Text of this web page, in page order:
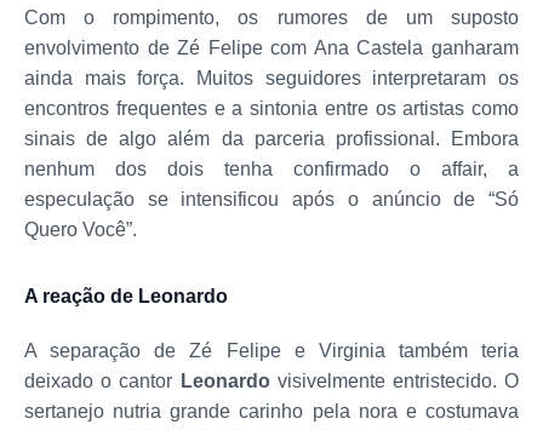
Com o rompimento, os rumores de um suposto
envolvimento de Zé Felipe com Ana Castela ganharam
ainda mais força. Muitos seguidores interpretaram os
encontros frequentes e a sintonia entre os artistas como
sinais de algo além da parceria profissional. Embora
nenhum dos dois tenha confirmado o affair, a
especulação se intensificou após o anúncio de “Só
Quero Você”.
A reação de Leonardo
A separação de Zé Felipe e Virginia também teria
deixado o cantor Leonardovisivelmente entristecido. O
sertanejo nutria grande carinho pela nora e costumava